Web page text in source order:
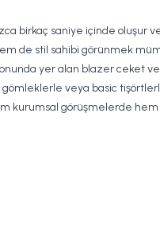
birkaç saniye içinde oluşur
de stil sahibi görünmek
yer alan blazer ceket
gömleklerle veya basic
kurumsal görüşmelerde hem